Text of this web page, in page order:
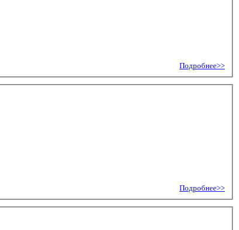
Подробнее>>
Подробнее>>